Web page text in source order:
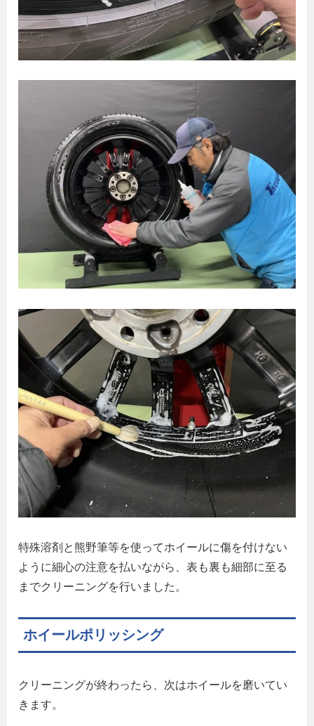
特殊溶剤と熊野筆等を使ってホイールに傷を付けない
ように細心の注意を払いながら、表も裏も細部に至る
までクリーニングを行いました。
ホイールポリッシング
クリーニングが終わったら、次はホイールを磨いてい
きます。